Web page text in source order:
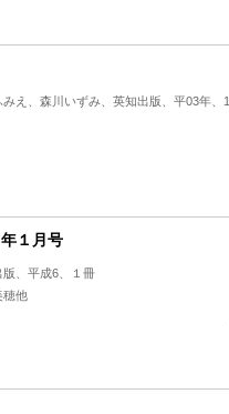
みえ、森川いずみ、英知出版、平03年、1
１月号
版、平成6、１冊
穂他